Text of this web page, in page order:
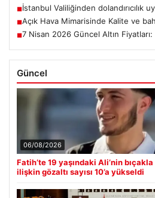
■İstanbul Valiliğinden dolandırıcılık
■Açık Hava Mimarisinde Kalite ve
■7 Nisan 2026 Güncel Altın
Güncel
06/08/2026
Fatih’te 19 yaşındaki Ali’nin
ilişkin gözaltı sayısı 10’a yükseldi